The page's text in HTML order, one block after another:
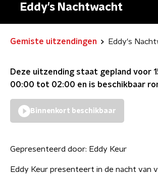
Eddy's Nachtwacht
Gemiste uitzendingen Eddy's
Deze uitzending staat gepland voor
00:00 tot 02:00 en is beschikbaar
Binnenkort beschikbaar
Gepresenteerd door: Eddy Keur
Eddy Keur presenteert in de nacht van